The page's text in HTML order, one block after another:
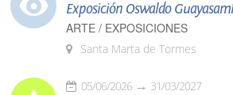
Exposición Oswaldo
ARTE / EXPOSICIONES
Santa Marta de Tormes
05/06/2026 31/03/2027